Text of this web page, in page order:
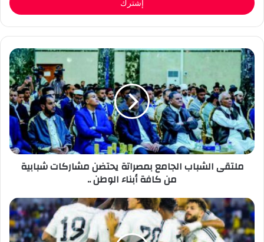
ملتقى الشباب الجامع بمصراتة يحتضن مشاركات شبابية
من كافة أبناء الوطن ..